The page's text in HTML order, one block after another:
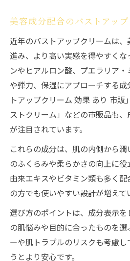
市販バストアップクリ
バストアップクリーム
待できる
手軽に始める市販バス
魅力
市販バストアップクリ
方
おすすめ市販バストア
イント
毎日のバストアップクリー
入れる
バストアップクリーム
持術
毎日続けるバストアッ
効果
美容成分配合のバストアッ
近年のバストアップクリームは
進み、より高い実感を得やすくな
ンやヒアルロン酸、プエラリア
や弾力、保湿にアプローチする成
トアップクリーム 効果 あり 市販
ストクリーム」などの市販品も
が注目されています。
これらの成分は、肌の内側から
のふくらみや柔らかさの向上に
由来エキスやビタミン類も多く
の方でも使いやすい設計が増えて
選び方のポイントは、成分表示
の肌悩みや目的に合ったものを
ーや肌トラブルのリスクも考慮
うとより安心です。